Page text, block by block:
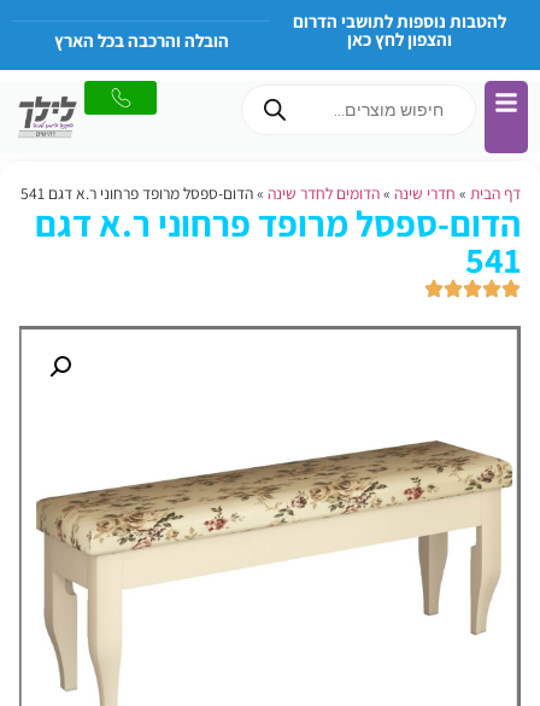
להטבות נוספות לתושבי הדרום
והצפון לחץ כאן הובלה והרכבה בכל הארץ
דף הבית » חדרי שינה »הדומים לחדר שינה »הדום-ספסל מרופד פרחוני ר.א דגם 541
הדום-ספסל מרופד פרחוני ר.א דגם
541